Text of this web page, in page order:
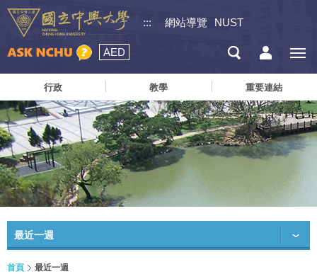
::: 網站導覽 NUST
AED
行政 教學 重要連結
最近一週
首頁 最近一週